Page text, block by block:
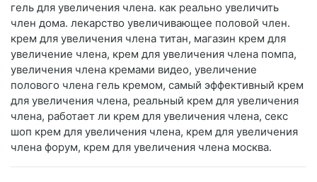
гель для увеличения члена. как реально увеличить
член дома. лекарство увеличивающее половой член.
крем для увеличения члена титан, магазин крем для
увеличение члена, крем для увеличения члена помпа,
увеличения члена кремами видео, увеличение
полового члена гель кремом, самый эффективный крем
для увеличения члена, реальный крем для увеличения
члена, работает ли крем для увеличения члена, секс
шоп крем для увеличения члена, крем для увеличения
члена форум, крем для увеличения члена москва.